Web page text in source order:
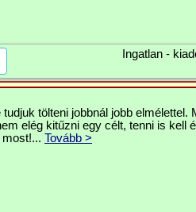
Ingatlan -
tölteni jobbnál jobb elmélettel.
elég kitűzni egy célt, tenni is kell
Tovább >